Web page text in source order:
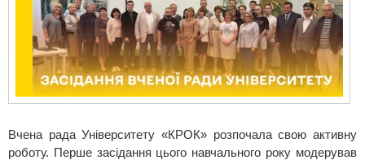
Вчена рада Університету «КРОК» розпочала свою активну
роботу. Перше засідання цього навчального року модерував